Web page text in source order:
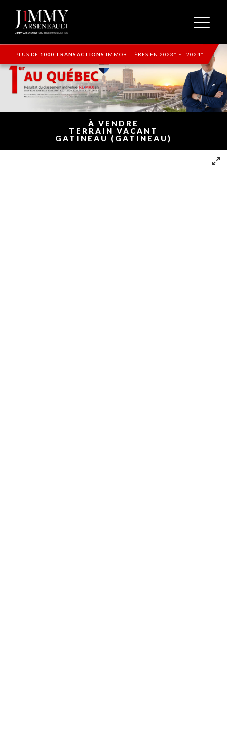
PLUS DE 1000 TRANSACTIONS IMMOBILIÈRES EN 2023* ET 2024*
À VENDRE
TERRAIN VACANT
GATINEAU (GATINEAU)